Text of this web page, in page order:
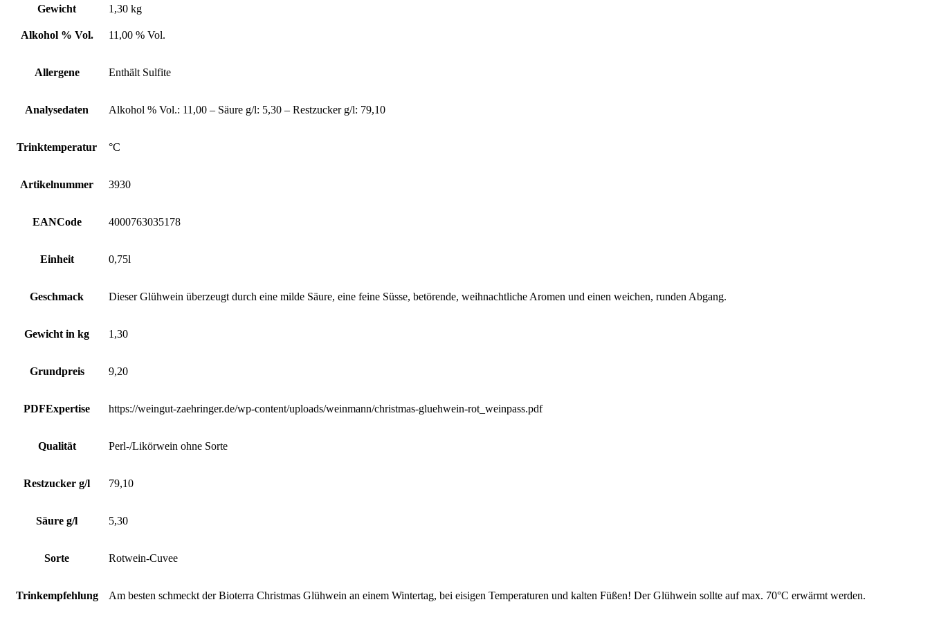
Gewicht 1,30 kg
Alkohol % Vol. 11,00 % Vol.
Allergene Enthält Sulfite
Analysedaten Alkohol % Vol.: 11,00 – Säure g/l: 5,30 – Restzucker g/l: 79,10
Trinktemperatur °C
Artikelnummer 3930
EANCode 4000763035178
Einheit 0,75l
Geschmack Dieser Glühwein überzeugt durch eine milde Säure, eine feine Süsse, betörende, weihnachtliche Aromen und einen weichen, runden Abgang.
Gewicht in kg 1,30
Grundpreis 9,20
PDFExpertise https://weingut-zaehringer.de/wp-content/uploads/weinmann/christmas-gluehwein-rot_weinpass.pdf
Qualität Perl-/Likörwein ohne Sorte
Restzucker g/l 79,10
Säure g/l 5,30
Sorte Rotwein-Cuvee
Trinkempfehlung Am besten schmeckt der Bioterra Christmas Glühwein an einem Wintertag, bei eisigen Temperaturen und kalten Füßen! Der Glühwein sollte auf max. 70°C erwärmt werden.